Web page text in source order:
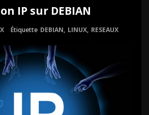
IP sur DEBIAN
Étiquette DEBIAN, LINUX, RESEAUX